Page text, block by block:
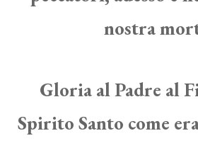
nostra
Gloria al Padre al
Spirito Santo come